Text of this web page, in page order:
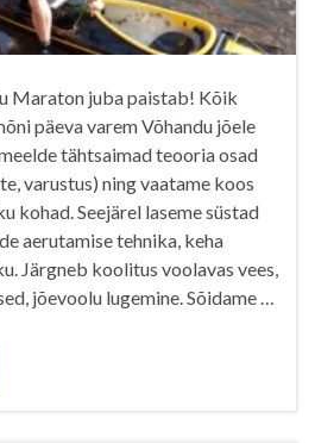
Maraton juba paistab! Kõik
päeva varem Võhandu jõele
tähtsaimad teooria osad
varustus) ning vaatame koos
kohad. Seejärel laseme süstad
aerutamise tehnika, keha
Järgneb koolitus voolavas vees,
jõevoolu lugemine. Sõidame …